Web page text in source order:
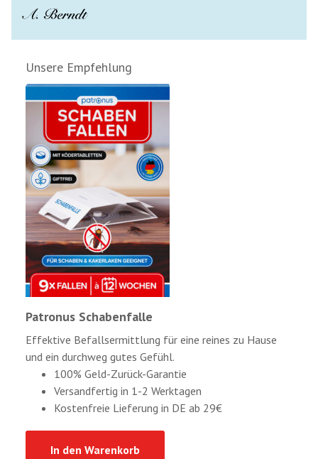
Unsere Empfehlung
Patronus Schabenfalle
Effektive Befallsermittlung für eine reines zu Hause
und ein durchweg gutes Gefühl.
100% Geld-Zurück-Garantie
Versandfertig in 1-2 Werktagen
Kostenfreie Lieferung in DE ab 29€
In den Warenkorb